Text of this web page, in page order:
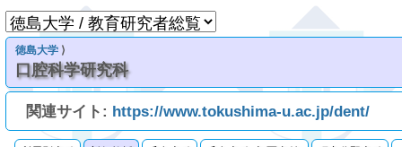
徳島大学 ⟩
口腔科学研究科
関連サイト: https://www.tokushima-u.ac.jp/dent/